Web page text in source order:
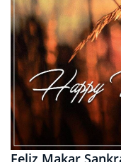
Feliz Makar